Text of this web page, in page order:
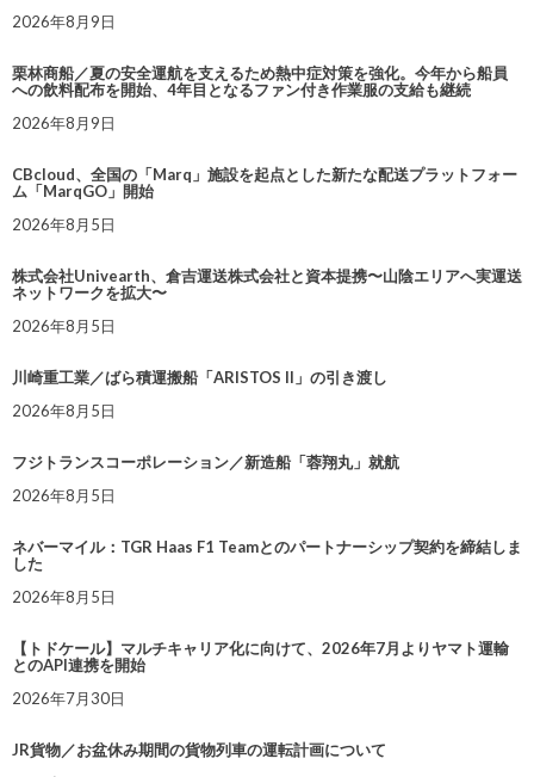
2026年8月9日
栗林商船／夏の安全運航を支えるため熱中症対策を強化。今年から船員
への飲料配布を開始、4年目となるファン付き作業服の支給も継続
2026年8月9日
CBcloud、全国の「Marq」施設を起点とした新たな配送プラットフォー
ム「MarqGO」開始
2026年8月5日
株式会社Univearth、倉吉運送株式会社と資本提携〜山陰エリアへ実運送
ネットワークを拡大〜
2026年8月5日
川崎重工業／ばら積運搬船「ARISTOS II」の引き渡し
2026年8月5日
フジトランスコーポレーション／新造船「蓉翔丸」就航
2026年8月5日
ネバーマイル：TGR Haas F1 Teamとのパートナーシップ契約を締結しま
した
2026年8月5日
【トドケール】マルチキャリア化に向けて、2026年7月よりヤマト運輸
とのAPI連携を開始
2026年7月30日
JR貨物／お盆休み期間の貨物列車の運転計画について